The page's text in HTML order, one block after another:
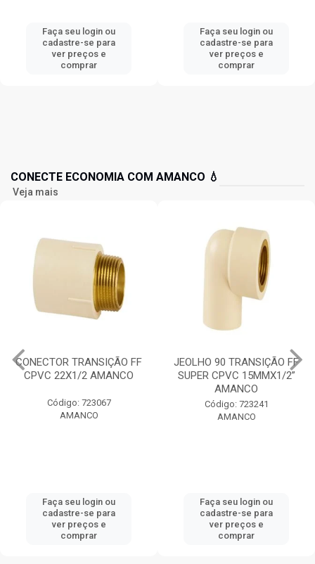
Faça seu login ou
cadastre-se para
ver preços e
comprar
Faça seu login ou
cadastre-se para
ver preços e
comprar
CONECTE ECONOMIA COM AMANCO 💧
Veja mais
CONECTOR TRANSIÇÃO FF
CPVC 22X1/2 AMANCO
Código: 723067
AMANCO
Faça seu login ou
cadastre-se para
ver preços e
comprar
JEOLHO 90 TRANSIÇÃO FF
SUPER CPVC 15MMX1/2”
AMANCO
Código: 723241
AMANCO
Faça seu login ou
cadastre-se para
ver preços e
comprar